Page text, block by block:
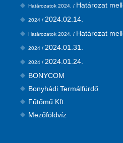
Határozatok 2024. / Határozat
2024 / 2024.02.14.
Határozatok 2024. / Határozat
2024 / 2024.01.31.
2024 / 2024.01.24.
BONYCOM
Bonyhádi Termálfürdő
Fűtőmű Kft.
Mezőföldvíz